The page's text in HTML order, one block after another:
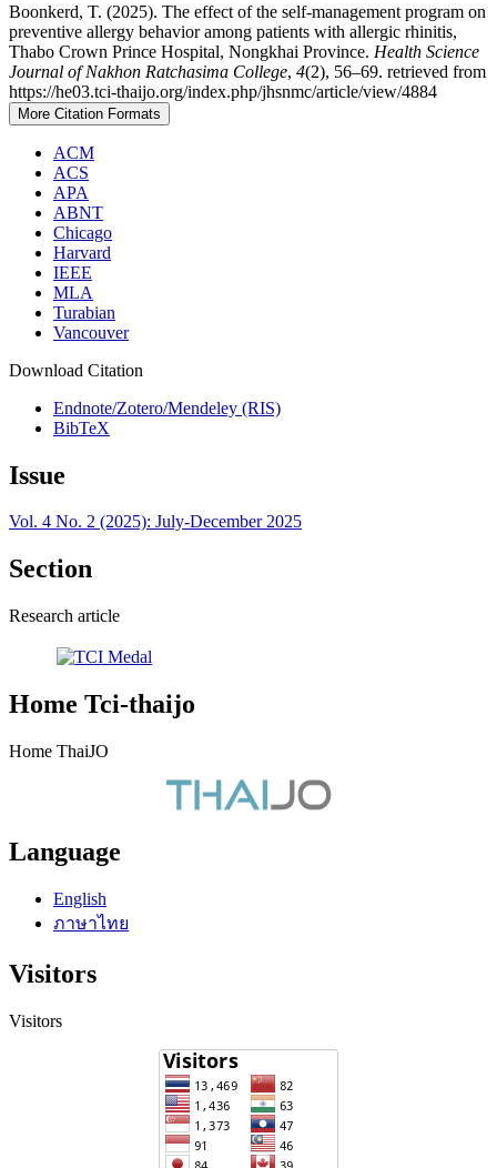
Boonkerd, T. (2025). The effect of the self-management program on
preventive allergy behavior among patients with allergic rhinitis,
Thabo Crown Prince Hospital, Nongkhai Province. Health Science
Journal of Nakhon Ratchasima College, 4(2), 56–69. retrieved from
https://he03.tci-thaijo.org/index.php/jhsnmc/article/view/4884
More Citation Formats
ACM
ACS
APA
ABNT
Chicago
Harvard
IEEE
MLA
Turabian
Vancouver
Download Citation
Endnote/Zotero/Mendeley (RIS)
BibTeX
Issue
Vol. 4 No. 2 (2025): July-December 2025
Section
Research article
Home Tci-thaijo
Home ThaiJO
Language
English
ภาษาไทย
Visitors
Visitors